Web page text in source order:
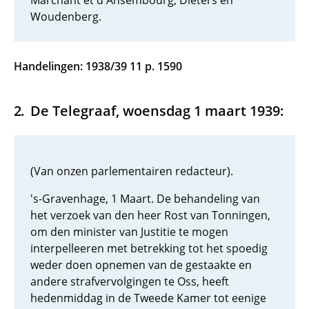
Woudenberg.
Handelingen: 1938/39 11 p. 1590
De Telegraaf, woensdag 1 maart 1939:
(Van onzen parlementairen redacteur).
's-Gravenhage, 1 Maart. De behandeling van
het verzoek van den heer Rost van Tonningen,
om den minister van Justitie te mogen
interpelleeren met betrekking tot het spoedig
weder doen opnemen van de gestaakte en
andere strafvervolgingen te Oss, heeft
hedenmiddag in de Tweede Kamer tot eenige